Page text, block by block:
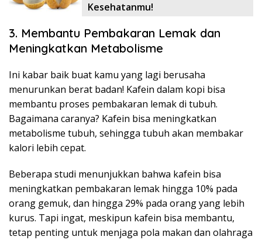
Kesehatanmu!
3. Membantu Pembakaran Lemak dan
Meningkatkan Metabolisme
Ini kabar baik buat kamu yang lagi berusaha
menurunkan berat badan! Kafein dalam kopi bisa
membantu proses pembakaran lemak di tubuh.
Bagaimana caranya? Kafein bisa meningkatkan
metabolisme tubuh, sehingga tubuh akan membakar
kalori lebih cepat.
Beberapa studi menunjukkan bahwa kafein bisa
meningkatkan pembakaran lemak hingga 10% pada
orang gemuk, dan hingga 29% pada orang yang lebih
kurus. Tapi ingat, meskipun kafein bisa membantu,
tetap penting untuk menjaga pola makan dan olahraga